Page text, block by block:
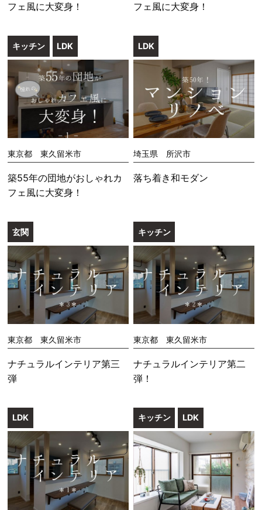
フェ風に大変身！
フェ風に大変身！
キッチン LDK
東京都 東久留米市
築55年の団地がおしゃれカ
フェ風に大変身！
LDK
埼玉県 所沢市
落ち着き和モダン
玄関
東京都 東久留米市
ナチュラルインテリア第三
弾
キッチン
東京都 東久留米市
ナチュラルインテリア第二
弾！
LDK キッチン LDK